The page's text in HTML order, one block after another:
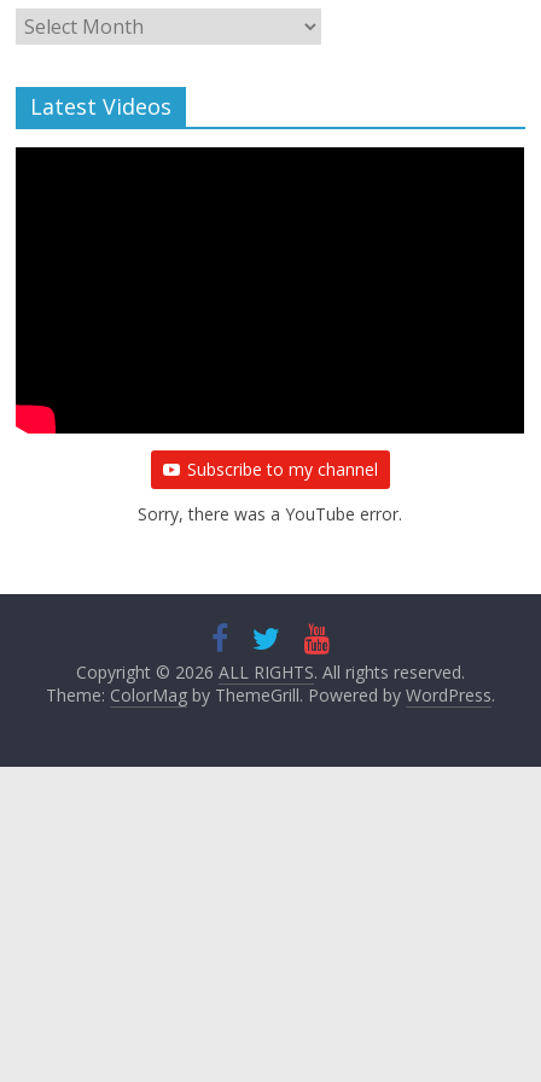
Monthly
Archive
Latest Videos
Subscribe to my channel
Sorry, there was a YouTube error.
Copyright © 2026 ALL RIGHTS. All rights reserved.
Theme: ColorMagby ThemeGrill. Powered by WordPress.